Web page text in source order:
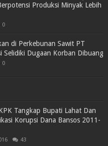
Produksi Minyak Lebih
0
di Perkebunan Sawit PT
Selidiki Dugaan Korban Dibuang
0
Tangkap Bupati Lahat Dan
Korupsi Dana Bansos 2011-
43